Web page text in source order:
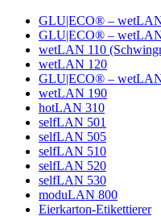
GLU|ECO® –
GLU|ECO® –
wetLAN 110
wetLAN 120
GLU|ECO® –
wetLAN 190
hotLAN 310
selfLAN 501
selfLAN 505
selfLAN 510
selfLAN 520
selfLAN 530
moduLAN 800
Eierkarton-Etikettierer